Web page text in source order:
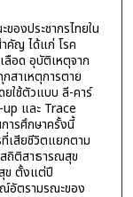
องประชากรไทยใน
คัญ ได้แก่ โรค
ลือด อุบัติเหตุจาก
สาเหตุการตาย
ยใช้ตัวแบบ ลี-คาร์
และ Trace
ารศึกษาครั้งนี้
ที่เสียชีวิตแยกตาม
ถิติสาธารณสุข
ข ตั้งแต่ปี
อัตรามรณะของ